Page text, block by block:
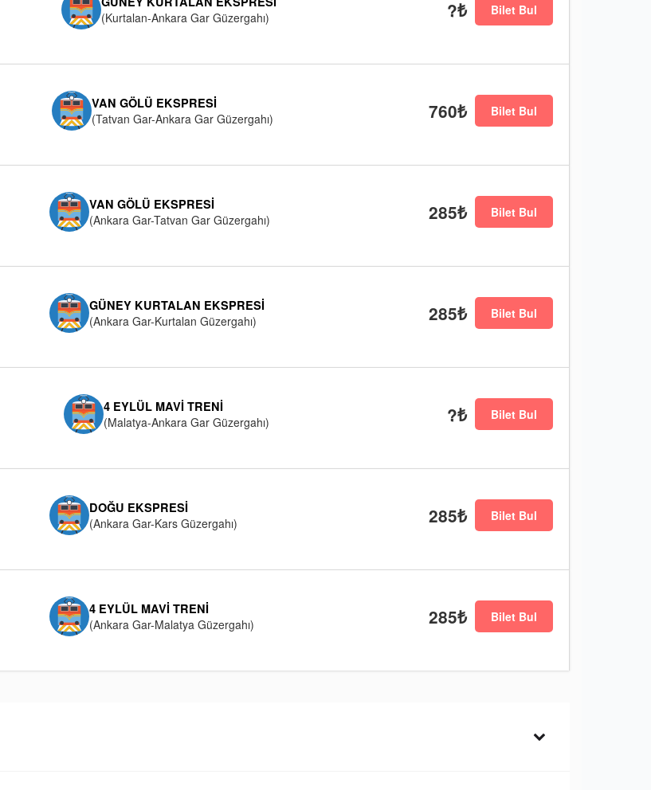
(Kurtalan-Ankara Gar Güzergahı)
?₺ Bilet Bul
VAN GÖLÜ EKSPRESI
(Tatvan Gar-Ankara Gar Güzergahı)
760₺ Bilet Bul
VAN GÖLÜ EKSPRESI
(Ankara Gar-Tatvan Gar Güzergahı)
285₺ Bilet Bul
GÜNEY KURTALAN EKSPRESI
(Ankara Gar-Kurtalan Güzergahı)
285₺ Bilet Bul
4 EYLÜL MAVI TRENI
(Malatya-Ankara Gar Güzergahı)
?₺ Bilet Bul
DOĞU EKSPRESI
(Ankara Gar-Kars Güzergahı)
285₺ Bilet Bul
4 EYLÜL MAVI TRENI
(Ankara Gar-Malatya Güzergahı)
285₺ Bilet Bul